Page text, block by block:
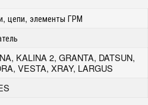
цепи, элементы ГРМ
KALINA 2, GRANTA, DATSUN,
VESTA, XRAY, LARGUS